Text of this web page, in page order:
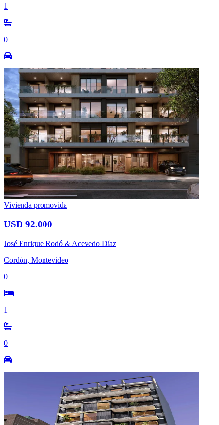
1
0
Vivienda promovida
USD 92.000
José Enrique Rodó & Acevedo Díaz
Cordón, Montevideo
0
1
0